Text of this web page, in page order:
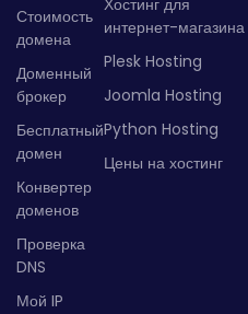
Стоимость
домена
Доменный
брокер
Бесплатный
домен
Конвертер
доменов
Проверка
DNS
Мой IP
Хостинг для
интернет-магазина
Plesk Hosting
Joomla Hosting
Python Hosting
Цены на хостинг